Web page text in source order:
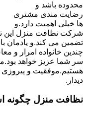
محدوده باشد و
رضایت مندی مشتری
ها خیلی اهمیت دارد.و
شرکت نظافت منزل این
تضمین می کند.و یادمان
چندین خانواده امرار و
سر شما عزیز خواهد
هستیم.موفقیت و پیروزی
دیدار.
نظافت منزل چگونه